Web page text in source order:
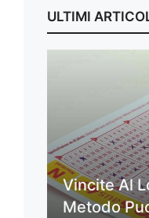
ULTIMI
Vincite Al
Metodo